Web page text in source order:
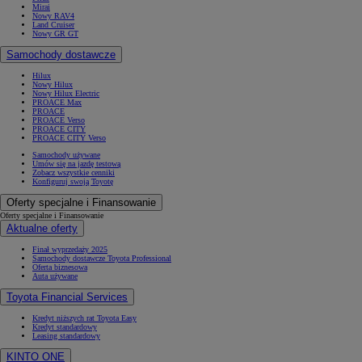
Mirai
Nowy RAV4
Land Cruiser
Nowy GR GT
Samochody dostawcze
Hilux
Nowy Hilux
Nowy Hilux Electric
PROACE Max
PROACE
PROACE Verso
PROACE CITY
PROACE CITY Verso
Samochody używane
Umów się na jazdę testową
Zobacz wszystkie cenniki
Konfiguruj swoją Toyotę
Oferty specjalne i Finansowanie
Oferty specjalne i Finansowanie
Aktualne oferty
Finał wyprzedaży 2025
Samochody dostawcze Toyota Professional
Oferta biznesowa
Auta używane
Toyota Financial Services
Kredyt niższych rat Toyota Easy
Kredyt standardowy
Leasing standardowy
KINTO ONE